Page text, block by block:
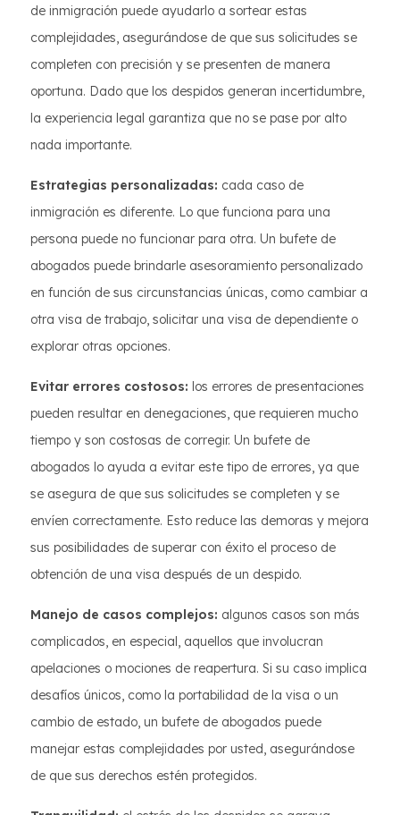
de inmigración puede ayudarlo a sortear estas
complejidades, asegurándose de que sus solicitudes se
completen con precisión y se presenten de manera
oportuna. Dado que los despidos generan incertidumbre,
la experiencia legal garantiza que no se pase por alto
nada importante.
Estrategias personalizadas: cada caso de
inmigración es diferente. Lo que funciona para una
persona puede no funcionar para otra. Un bufete de
abogados puede brindarle asesoramiento personalizado
en función de sus circunstancias únicas, como cambiar a
otra visa de trabajo, solicitar una visa de dependiente o
explorar otras opciones.
Evitar errores costosos: los errores de presentaciones
pueden resultar en denegaciones, que requieren mucho
tiempo y son costosas de corregir. Un bufete de
abogados lo ayuda a evitar este tipo de errores, ya que
se asegura de que sus solicitudes se completen y se
envíen correctamente. Esto reduce las demoras y mejora
sus posibilidades de superar con éxito el proceso de
obtención de una visa después de un despido.
Manejo de casos complejos: algunos casos son más
complicados, en especial, aquellos que involucran
apelaciones o mociones de reapertura. Si su caso implica
desafíos únicos, como la portabilidad de la visa o un
cambio de estado, un bufete de abogados puede
manejar estas complejidades por usted, asegurándose
de que sus derechos estén protegidos.